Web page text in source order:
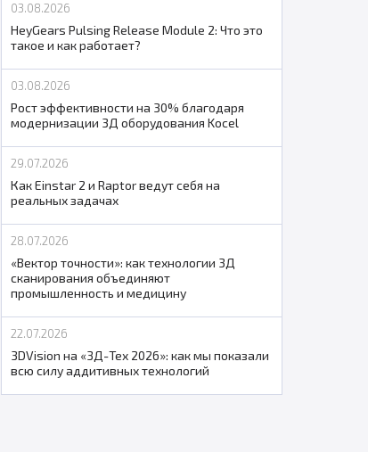
03.08.2026
HeyGears Pulsing Release Module 2: Что это
такое и как работает?
03.08.2026
Рост эффективности на 30% благодаря
модернизации 3Д оборудования Kocel
29.07.2026
Как Einstar 2 и Raptor ведут себя на
реальных задачах
28.07.2026
«Вектор точности»: как технологии 3Д
сканирования объединяют
промышленность и медицину
22.07.2026
3DVision на «3Д-Тех 2026»: как мы показали
всю силу аддитивных технологий